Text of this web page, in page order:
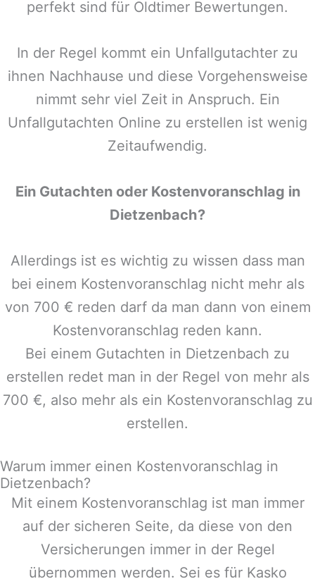
perfekt sind für Oldtimer Bewertungen.
In der Regel kommt ein Unfallgutachter zu
ihnen Nachhause und diese Vorgehensweise
nimmt sehr viel Zeit in Anspruch. Ein
Unfallgutachten Online zu erstellen ist wenig
Zeitaufwendig.
Ein Gutachten oder Kostenvoranschlag in
Dietzenbach?
Allerdings ist es wichtig zu wissen dass man
bei einem Kostenvoranschlag nicht mehr als
von 700 € reden darf da man dann von einem
Kostenvoranschlag reden kann.
Bei einem Gutachten in Dietzenbach zu
erstellen redet man in der Regel von mehr als
700 €, also mehr als ein Kostenvoranschlag zu
erstellen.
Warum immer einen Kostenvoranschlag in
Dietzenbach?
Mit einem Kostenvoranschlag ist man immer
auf der sicheren Seite, da diese von den
Versicherungen immer in der Regel
übernommen werden. Sei es für Kasko